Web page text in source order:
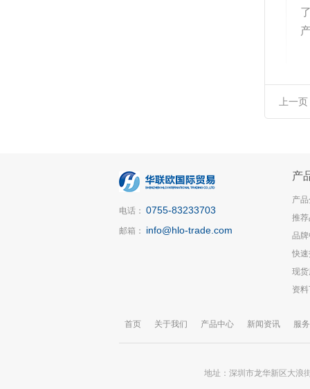
上一
电话： 0755-83233703
邮箱： info@hlo-trade.com
产
产
推
品
快
现
资
首页 关于我们 产品中心 新闻资讯 服
地址：深圳市龙华新区大浪